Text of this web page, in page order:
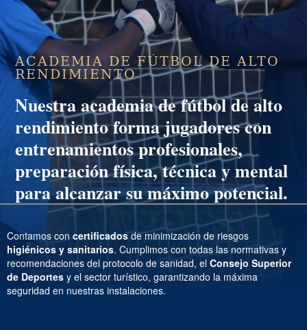
ACADEMIA DE FÚTBOL DE ALTO
RENDIMIENTO
Nuestraacademia de fútbol de alto
rendimientoforma jugadores con
entrenamientos profesionales,
preparación física, técnica y mental
para alcanzar su máximo potencial.
Contamos concertificadosde minimización de riesgos
higiénicos y sanitarios. Cumplimos con todas las normativas y
recomendaciones del protocolo de sanidad, el Consejo Superior
de Deportes y el sector turístico, garantizando la máxima
seguridad en nuestras instalaciones.